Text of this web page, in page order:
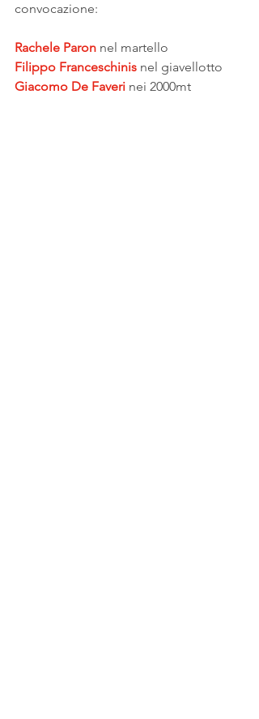
convocazione:
Rachele Paron nel martello
Filippo Franceschinis nel giavellotto
Giacomo De Faveri nei 2000mt